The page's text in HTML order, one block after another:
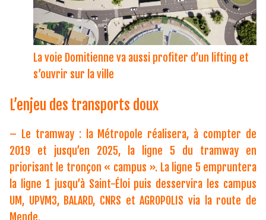
La voie Domitienne va aussi profiter d’un lifting et
s’ouvrir sur la ville
L’enjeu des transports doux
– Le tramway : la Métropole réalisera, à compter de
2019 et jusqu’en 2025, la ligne 5 du tramway en
priorisant le tronçon « campus ». La ligne 5 empruntera
la ligne 1 jusqu’à Saint-Éloi puis desservira les campus
UM, UPVM3, BALARD, CNRS et AGROPOLIS via la route de
Mende.